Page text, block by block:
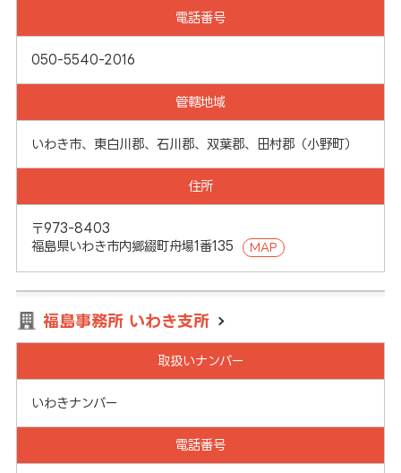
電話番号
050-5540-2016
管轄地域
いわき市、東白川郡、石川郡、双葉郡、田村郡（小野町）
住所
〒973-8403
福島県いわき市内郷綴町舟場1番135
MAP
福島事務所 いわき支所
取扱いナンバー
いわきナンバー
電話番号